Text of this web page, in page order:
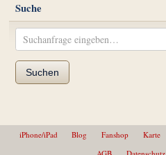
Suche
Suchen
iPhone/iPad Blog Fanshop Karte